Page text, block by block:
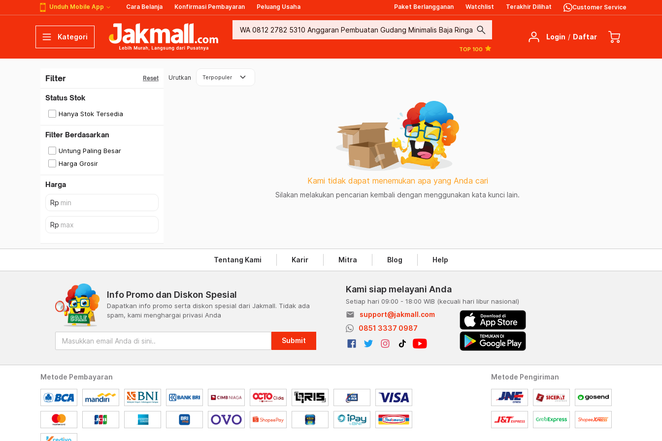
Unduh Mobile App Cara Belanja Konfirmasi Pembayaran Peluang Usaha Paket Berlangganan Watchlist Terakhir Dilihat Customer Service
Kategori search
TOP 100
Login / Daftar
Filter Reset
Status Stok
Hanya Stok Tersedia
Filter Berdasarkan
Untung Paling Besar
Harga Grosir
Harga
Urutkan Terpopuler keyboard_arrow_down
Kami tidak dapat menemukan apa yang Anda cari
Silakan melakukan pencarian kembali dengan menggunakan kata kunci lain.
Tentang Kami Karir Mitra Blog Help
Info Promo dan Diskon Spesial
Dapatkan info promo serta diskon spesial dari Jakmall. Tidak ada
spam, kami menghargai privasi Anda
Submit
Kami siap melayani Anda
Setiap hari 09:00 - 18:00 WIB (kecuali hari libur nasional)
email
support@jakmall.com
0851 3337 0987
Metode Pembayaran Metode Pengiriman